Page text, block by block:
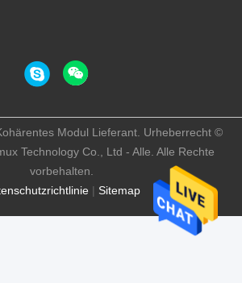
| Sitemap
Modul Lieferant. Urheberrecht ©
Technology Co., Ltd - Alle. Alle Rechte
vorbehalten.